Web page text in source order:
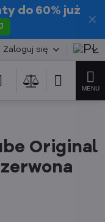
✕
do 60% już
Zaloguj się
Original